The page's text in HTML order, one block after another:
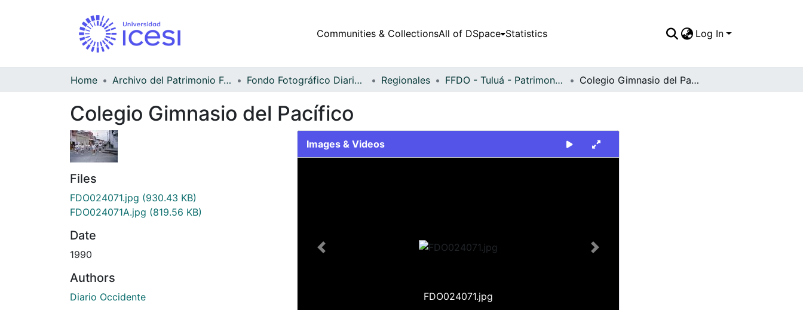
Communities & CollectionsAll of DSpace Statistics Log In
Home Archivo del Patrimonio Fotográfico y Fílmico del Valle del Cauca Fondo Fotográfico Diario Occidente Regionales FFDO - Tuluá - Patrimonial Colegio Gimnasio del Pacífico
Colegio Gimnasio del Pacífico
Files
FDO024071.jpg (930.43 KB)
FDO024071A.jpg (819.56 KB)
Date
1990
Authors
Diario Occidente
Images & Videos
FDO024071.jpg
Previous Next